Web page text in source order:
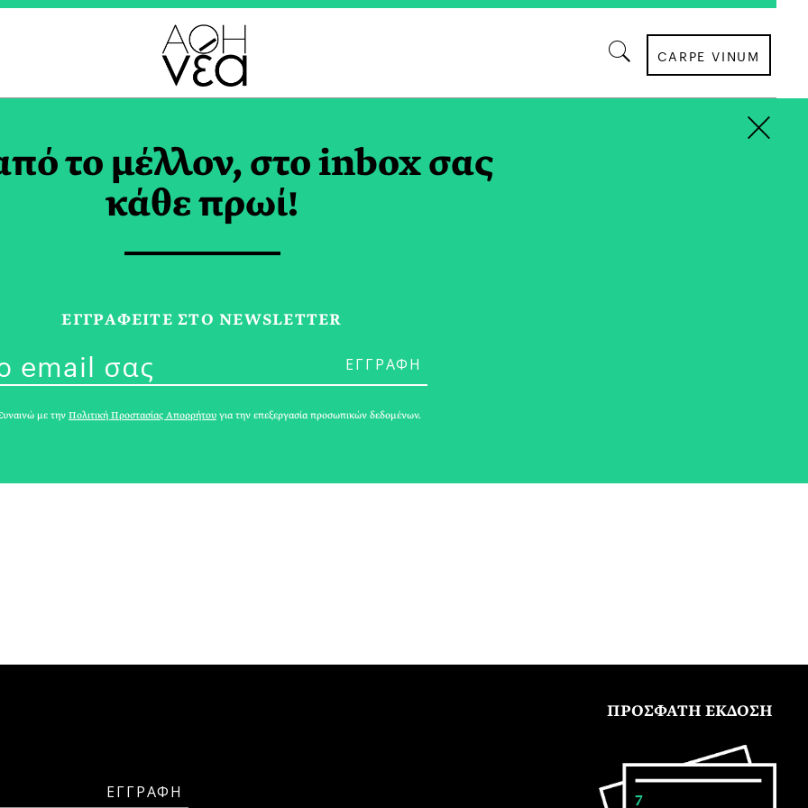
CARPE VINUM
ΕΠΑΓΓΕΛΜΑΤΑ TAG
Η Εκτόπιση της Εργασίας: Από τα
Άλογα στην AGI
ΘΕΟΔΩΡΟΣ ΣΚΥΛΑΚΑΚΗΣ
ΠΡΟΣΦΑΤΗ ΕΚΔΟΣΗ
7
το μέλλον, στο inbox σας
κάθε πρωί!
ΕΓΓPΑΦΕΙΤΕ ΣΤΟ NEWSLETTER
με τηνΠολιτική Προστασίας Απορρήτου για την επεξεργασία προσωπικών δεδομένων.
×